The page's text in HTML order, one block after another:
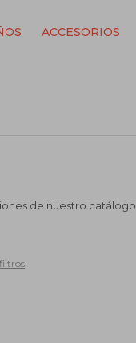
ACCESORIOS
de nuestro catálogo.